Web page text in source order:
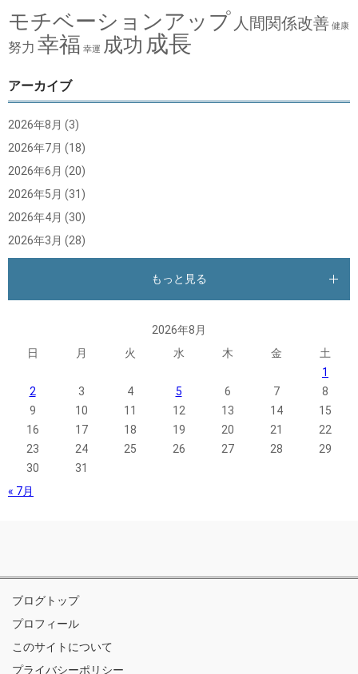
モチベーションアップ 人間関係改善 健康
努力 幸福 幸運 成功 成長
アーカイブ
2026年8月 (3)
2026年7月 (18)
2026年6月 (20)
2026年5月 (31)
2026年4月 (30)
2026年3月 (28)
もっと見る
2026年8月
日
月 火 水 木 金
土
1
2
3 4 5 6 7
8
9
10 11 12 13 14
15
16
17 18 19 20 21
22
23
24 25 26 27 28
29
30
31
« 7月
ブログトップ
プロフィール
このサイトについて
プライバシーポリシー